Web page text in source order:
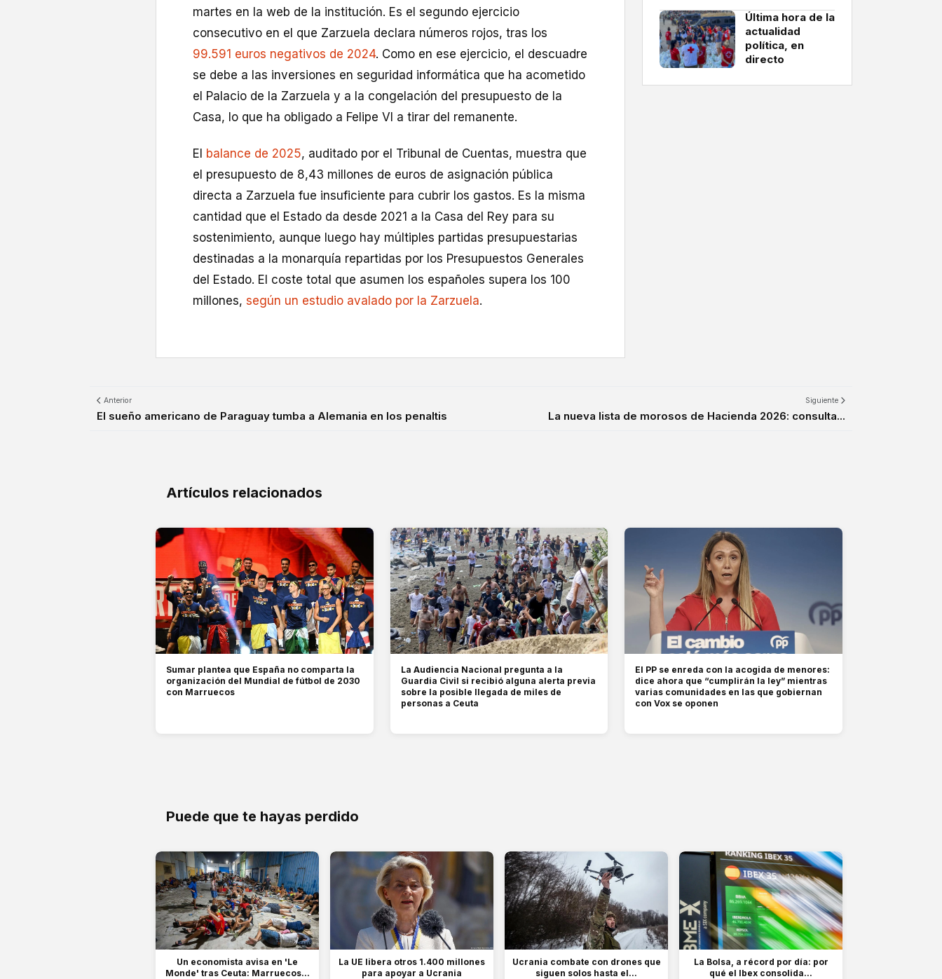
martes en la web de la institución. Es el segundo ejercicio
consecutivo en el que Zarzuela declara números rojos, tras los
99.591 euros negativos de 2024. Como en ese ejercicio, el descuadre
se debe a las inversiones en seguridad informática que ha acometido
el Palacio de la Zarzuela y a la congelación del presupuesto de la
Casa, lo que ha obligado a Felipe VI a tirar del remanente.
El balance de 2025, auditado por el Tribunal de Cuentas, muestra que
el presupuesto de 8,43 millones de euros de asignación pública
directa a Zarzuela fue insuficiente para cubrir los gastos. Es la misma
cantidad que el Estado da desde 2021 a la Casa del Rey para su
sostenimiento, aunque luego hay múltiples partidas presupuestarias
destinadas a la monarquía repartidas por los Presupuestos Generales
del Estado. El coste total que asumen los españoles supera los 100
millones, según un estudio avalado por la Zarzuela.
Última hora de la
actualidad
política, en
directo
Anterior
El sueño americano de Paraguay tumba a Alemania en los penaltis
Siguiente
La nueva lista de morosos de Hacienda 2026: consulta...
Artículos relacionados
Sumar plantea que España no comparta la
organización del Mundial de fútbol de 2030
con Marruecos
La Audiencia Nacional pregunta a la
Guardia Civil si recibió alguna alerta previa
sobre la posible llegada de miles de
personas a Ceuta
El PP se enreda con la acogida de menores:
dice ahora que “cumplirán la ley” mientras
varias comunidades en las que gobiernan
con Vox se oponen
Puede que te hayas perdido
Un economista avisa en 'Le
Monde' tras Ceuta: Marruecos...
La UE libera otros 1.400 millones
para apoyar a Ucrania
Ucrania combate con drones que
siguen solos hasta el...
La Bolsa, a récord por día: por
qué el Ibex consolida...